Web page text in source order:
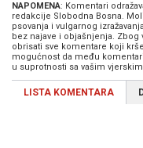
NAPOMENA: Komentari
redakcije Slobodna Bosna.
psovanja i vulgarnog
bez najave i objašnjenja.
obrisati sve komentare koji
mogućnost da među
u suprotnosti sa vašim
LISTA KOMENTARA